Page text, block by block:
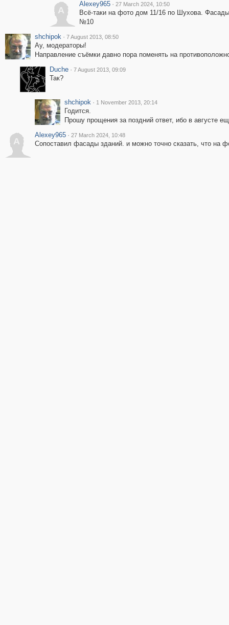
A
Alexey965 · 27 March 2024, 10:50
Всё-таки на фото дом 11/16 по Шухова.
№10
shchipok · 7 August 2013, 08:50
Ау, модераторы!
Направление съёмки давно пора поменять на
Duche · 7 August 2013, 09:09
Так?
shchipok · 1 November 2013, 20:14
Годится.
Прошу прощения за поздний ответ, ибо в августе
A
Alexey965 · 27 March 2024, 10:48
Сопоставил фасады зданий. и можно точно сказать, что